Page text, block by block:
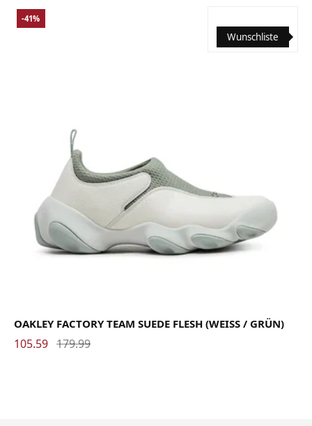
Wunschliste
-41%
OAKLEY FACTORY TEAM SUEDE FLESH (WEISS / GRÜN)
105.59 179.99